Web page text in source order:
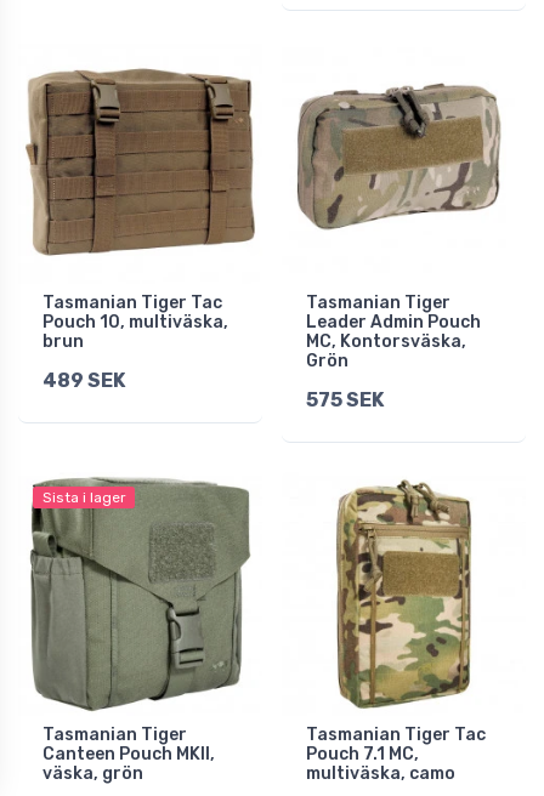
Tasmanian Tiger Tac
Pouch 10, multiväska,
brun
489 SEK
Tasmanian Tiger
Leader Admin Pouch
MC, Kontorsväska,
Grön
575 SEK
Sista i lager
Tasmanian Tiger
Canteen Pouch MKII,
väska, grön
Tasmanian Tiger Tac
Pouch 7.1 MC,
multiväska, camo